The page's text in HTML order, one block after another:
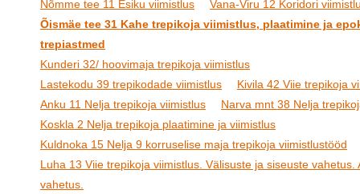
Nõmme tee 11 Esiku viimistlus
Vana-Viru 12 Koridori
Õismäe tee 31 Kahe trepikoja viimistlus, plaatimine ja
trepiastmed
Kunderi 32/ hoovimaja trepikoja viimistlus
Lastekodu 39 trepikodade viimistlus
Kivila 42 Viie trepikoja
Anku 11 Nelja trepikoja viimistlus
Narva mnt 38 Nelja
Koskla 2 Nelja trepikoja plaatimine ja viimistlus
Kuldnoka 15 Nelja 9 korruselise maja trepikoja viimistlustööd
Luha 13 Viie trepikoja viimistlus. Välisuste ja siseuste vahetus.
vahetus.